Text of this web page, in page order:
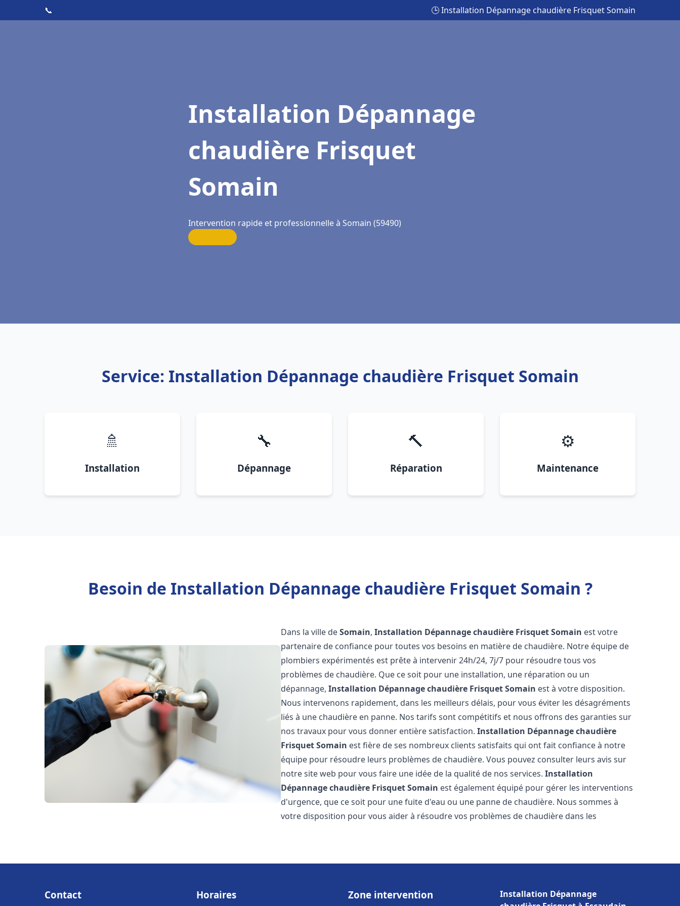
📞 🕒 Installation Dépannage chaudière Frisquet Somain
Installation Dépannage
chaudière Frisquet
Somain
Intervention rapide et professionnelle à Somain (59490)
Service: Installation Dépannage chaudière Frisquet Somain
🚿
Installation
🔧
Dépannage
🔨
Réparation
⚙️
Maintenance
Besoin de Installation Dépannage chaudière Frisquet Somain ?
Dans la ville deSomain,Installation Dépannage chaudière FrisquetSomain est votre
partenaire de confiance pour toutes vos besoins en matière de chaudière. Notre équipe de
plombiers expérimentés est prête à intervenir 24h/24, 7j/7 pour résoudre tous vos
problèmes de chaudière. Que ce soit pour une installation, une réparation ou un
dépannage,Installation Dépannage chaudière FrisquetSomain est à votre disposition.
Nous intervenons rapidement, dans les meilleurs délais, pour vous éviter les désagréments
liés à une chaudière en panne. Nos tarifs sont compétitifs et nous offrons des garanties sur
nos travaux pour vous donner entière satisfaction.Installation Dépannage chaudière
FrisquetSomain est fière de ses nombreux clients satisfaits qui ont fait confiance à notre
équipe pour résoudre leurs problèmes de chaudière. Vous pouvez consulter leurs avis sur
notre site web pour vous faire une idée de la qualité de nos services.Installation
Dépannage chaudière FrisquetSomain est également équipé pour gérer les interventions
d'urgence, que ce soit pour une fuite d'eau ou une panne de chaudière. Nous sommes à
votre disposition pour vous aider à résoudre vos problèmes de chaudière dans les
Contact Horaires Zone intervention
Installation Dépannage